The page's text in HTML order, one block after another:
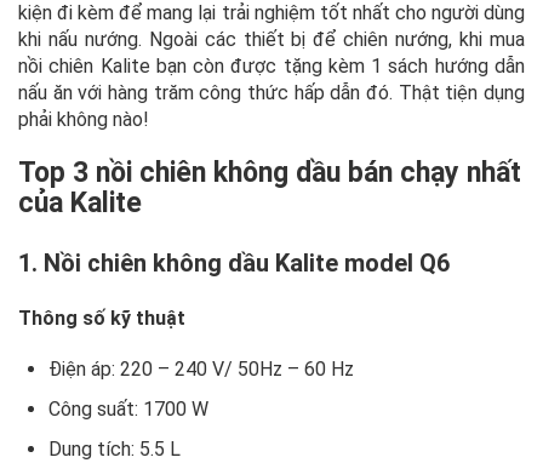
kiện đi kèm để mang lại trải nghiệm tốt nhất cho người dùng
khi nấu nướng. Ngoài các thiết bị để chiên nướng, khi mua
nồi chiên Kalite bạn còn được tặng kèm 1 sách hướng dẫn
nấu ăn với hàng trăm công thức hấp dẫn đó. Thật tiện dụng
phải không nào!
Top 3 nồi chiên không dầu bán chạy nhất
của Kalite
1. Nồi chiên không dầu Kalite model Q6
Thông số kỹ thuật
Điện áp: 220 – 240 V/ 50Hz – 60 Hz
Công suất: 1700 W
Dung tích: 5.5 L